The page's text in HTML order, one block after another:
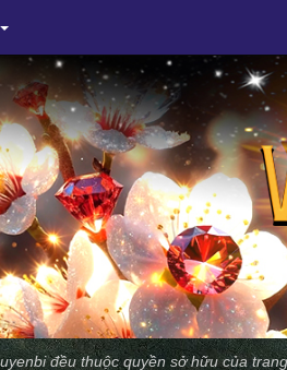
đều thuộc quyền sở hữu của